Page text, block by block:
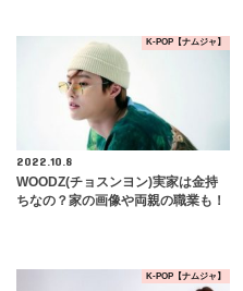
K-POP【ナムジャ】
2022.10.8
WOODZ(チョスンヨン)実家は金持
ちなの？家の画像や両親の職業も！
K-POP【ナムジャ】